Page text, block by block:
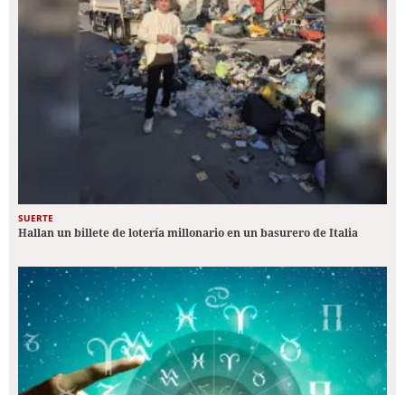
SUERTE
Hallan un billete de lotería millonario en un basurero de Italia